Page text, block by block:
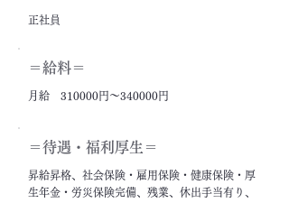
正社員
＝給料＝
月給 310000円～340000円
＝​待遇・福利厚生＝
昇給昇格、社会保険・雇用保険・健康保険・厚
生年金・労災保険完備、残業、休出手当有り、